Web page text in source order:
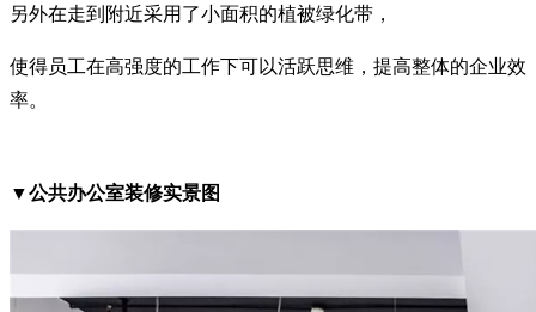
另外在走到附近采用了小面积的植被绿化带，
使得员工在高强度的工作下可以活跃思维，提高整体的企业效
率。
▼公共办公室装修实景图